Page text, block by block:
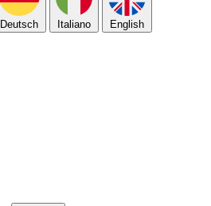
Deutsch Italiano English